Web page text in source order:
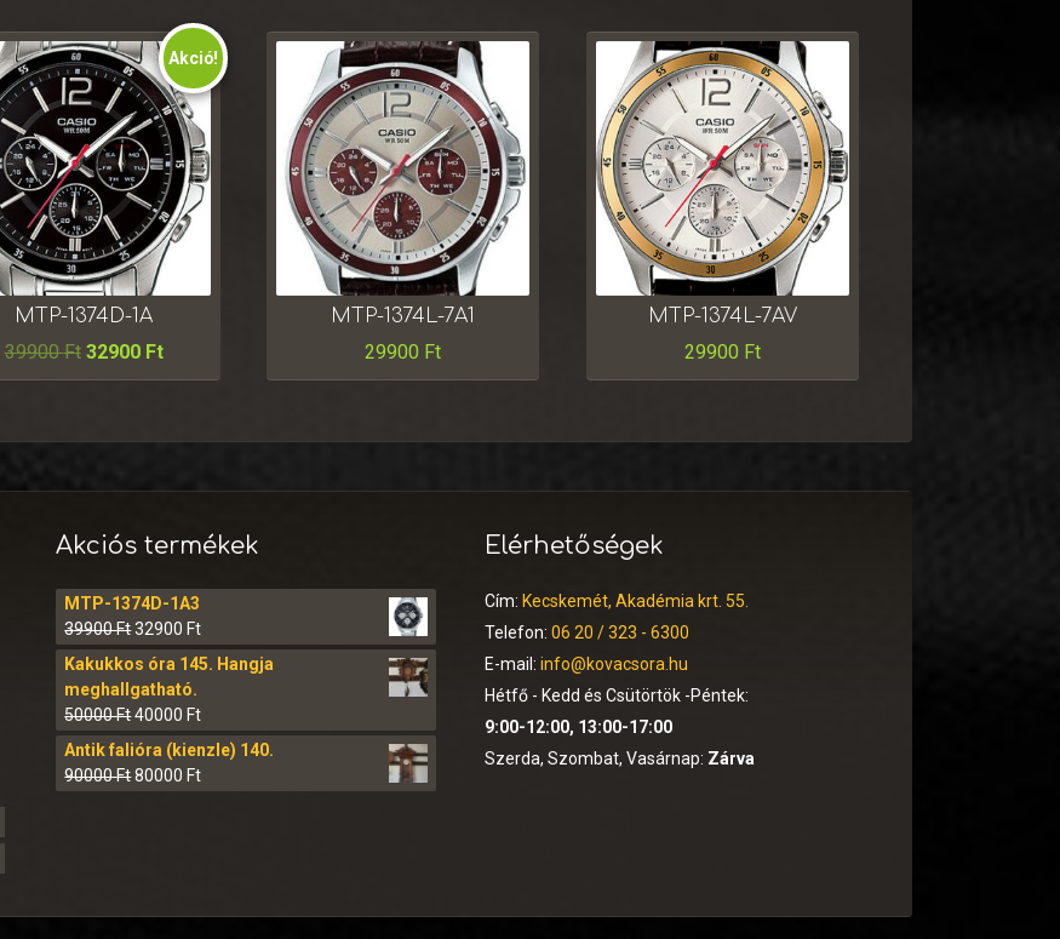
Akció!
MTP-1374D-1A
39900Ft 32900 Ft
MTP-1374L-7A1
29900 Ft
MTP-1374L-7AV
29900 Ft
Akciós termékek
MTP-1374D-1A3
39900Ft32900 Ft
Kakukkos óra 145. Hangja
meghallgatható.
50000Ft40000 Ft
Antik falióra (kienzle) 140.
90000Ft80000 Ft
Elérhetőségek
Cím: Kecskemét, Akadémia krt. 55.
Telefon: 06 20 / 323 - 6300
E-mail: info@kovacsora.hu
Hétfő - Kedd és Csütörtök -Péntek:
9:00-12:00, 13:00-17:00
Szerda, Szombat, Vasárnap: Zárva